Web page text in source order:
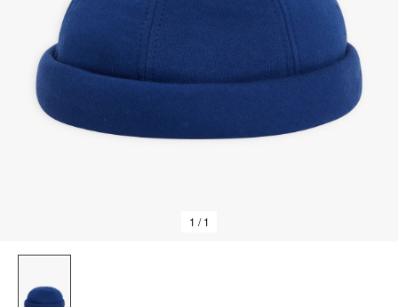
1 / 1